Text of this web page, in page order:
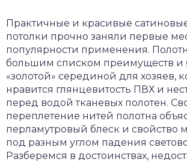
Практичные и красивые
потолки прочно заняли первые
популярности применения.
большим списком преимуществ и
«золотой» серединой для хозяев,
нравится глянцевитость ПВХ и
перед водой тканевых полотен.
переплетение нитей полотна
перламутровый блеск и свойство
под разным углом падения
Разберемся в достоинствах,
и уход